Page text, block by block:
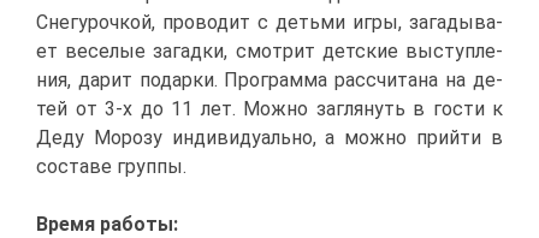
Сне­гу­роч­кой, про­во­дит с детьми иг­ры, за­га­ды­ва­
ет ве­се­лые за­гад­ки, смот­рит дет­ские вы­ступ­ле­
ния, да­рит по­дар­ки. Про­грам­ма рас­счи­та­на на де­
тей от 3-х до 11 лет. Мож­но за­гля­нуть в го­сти к
Де­ду Мо­ро­зу ин­ди­ви­ду­аль­но, а мож­но прий­ти в
со­ста­ве груп­пы.
Вре­мя ра­бо­ты: